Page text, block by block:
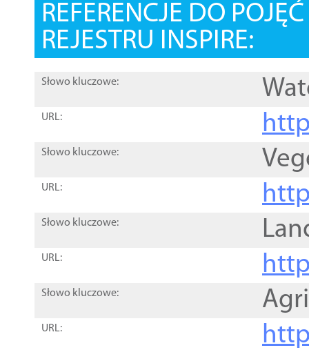
REFERENCJE DO
REJESTRU INSPIRE:
Słowo kluczowe:
URL:
Słowo kluczowe:
URL:
Słowo kluczowe:
URL:
Słowo kluczowe:
URL: